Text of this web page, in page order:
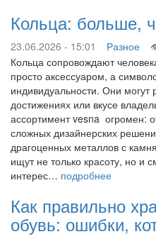
Кольца: больше,
23.06.2026 - 15:01 Разное
Кольца сопровождают
просто аксессуаром, а
индивидуальности. Они
достижениях или вкусе
ассортимент vesna огромен:
сложных дизайнерских
драгоценных металлов с
ищут не только красоту, но и
интерес… подробнее
Как правильно
обувь: ошибки,